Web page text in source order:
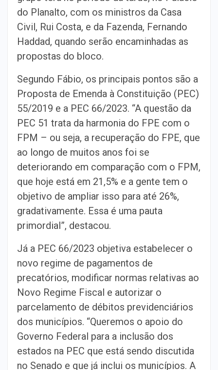
do Planalto, com os ministros da Casa
Civil, Rui Costa, e da Fazenda, Fernando
Haddad, quando serão encaminhadas as
propostas do bloco.
Segundo Fábio, os principais pontos são a
Proposta de Emenda à Constituição (PEC)
55/2019 e a PEC 66/2023. “A questão da
PEC 51 trata da harmonia do FPE com o
FPM – ou seja, a recuperação do FPE, que
ao longo de muitos anos foi se
deteriorando em comparação com o FPM,
que hoje está em 21,5% e a gente tem o
objetivo de ampliar isso para até 26%,
gradativamente. Essa é uma pauta
primordial”, destacou.
Já a PEC 66/2023 objetiva estabelecer o
novo regime de pagamentos de
precatórios, modificar normas relativas ao
Novo Regime Fiscal e autorizar o
parcelamento de débitos previdenciários
dos municípios. “Queremos o apoio do
Governo Federal para a inclusão dos
estados na PEC que está sendo discutida
no Senado e que já inclui os municípios. A